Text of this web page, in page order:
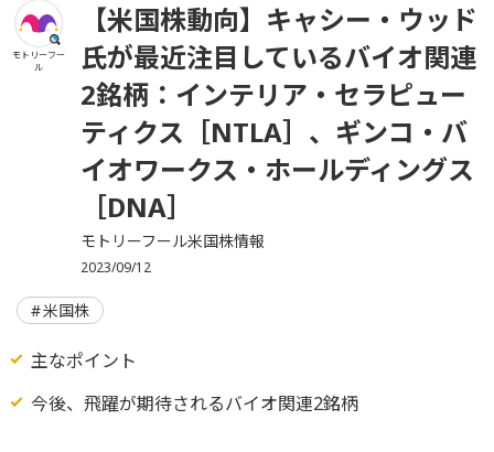
モトリーフー
ル
【米国株動向】キャシー・ウッド
氏が最近注目しているバイオ関連
2銘柄：インテリア・セラピュー
ティクス［NTLA］、ギンコ・バ
イオワークス・ホールディングス
［DNA］
モトリーフール米国株情報
2023/09/12
米国株
主なポイント
今後、飛躍が期待されるバイオ関連2銘柄